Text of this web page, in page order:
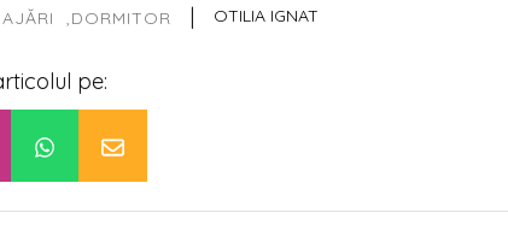
DORMITOR | OTILIA IGNAT
pe: